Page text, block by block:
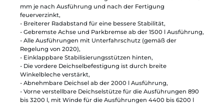
mm je nach Ausführung und nach der Fertigung
feuerverzinkt,
- Breiterer Radabstand für eine bessere Stabilität,
- Gebremste Achse und Parkbremse ab der 1500 l Ausführung,
- Alle Ausführungen mit Unterfahrschutz (gemäß der
Regelung von 2020),
- Einklappbare Stabilisierungsstützen hinten,
- Die vordere Deichselbefestigung ist durch breite
Winkelbleche verstärkt,
- Abnehmbare Deichsel ab der 2000 l Ausführung,
- Vorne verstellbare Deichselstütze für die Ausführungen 890
bis 3200 l, mit Winde für die Ausführungen 4400 bis 6200 l